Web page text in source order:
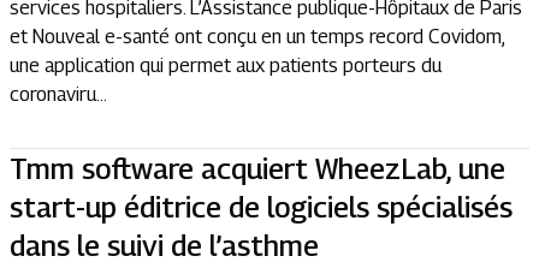
services hospitaliers. L’Assistance publique-Hôpitaux de Paris
et Nouveal e-santé ont conçu en un temps record Covidom,
une application qui permet aux patients porteurs du
coronaviru...
Tmm software acquiert WheezLab, une
start-up éditrice de logiciels spécialisés
dans le suivi de l’asthme